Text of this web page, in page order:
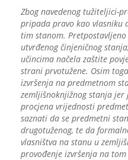
Zbog navedenog tužiteljici-
pripada pravo kao vlasniku
tim stanom.
utvrđenog činjeničnog
učincima načela zaštite
strani prvotužene. Osim
izvršenja na predmetnom
zemljišnoknjižnog stanja
procjena vrijednosti
saznati da se predmetni
drugotuženog, te da
vlasništva na stanu u
provođenje izvršenja na tom